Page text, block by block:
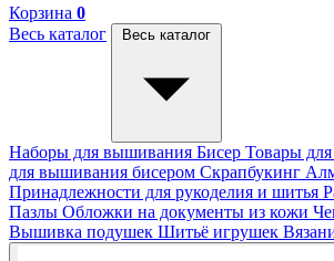
Корзина 0
Весь каталог
Весь каталог
Наборы для вышивания Бисер Товары
для вышивания бисером Скрапбукинг
Принадлежности для рукоделия и шитья
Пазлы Обложки на документы из кожи
Вышивка подушек Шитьё игрушек